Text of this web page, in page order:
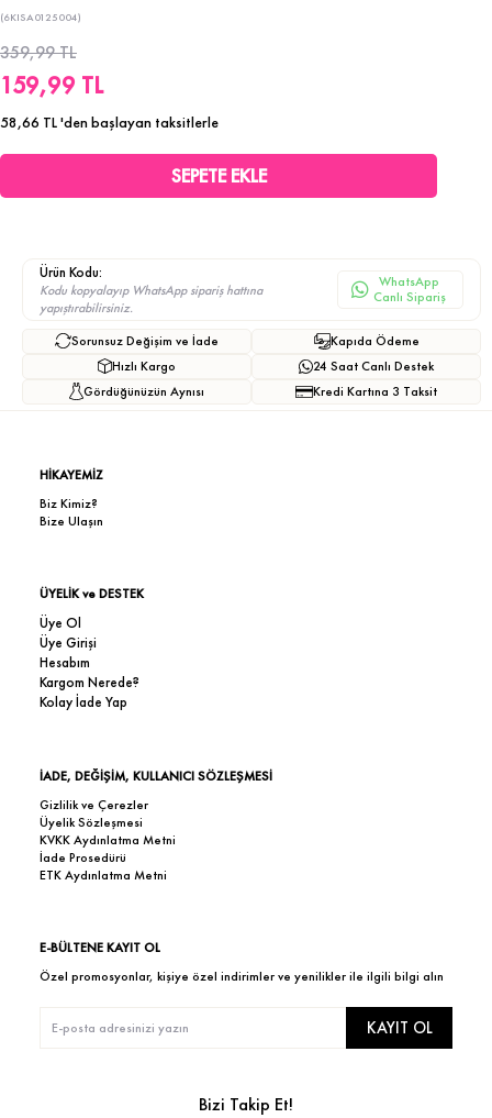
(6KISA0125004)
359,99 TL
159,99 TL
58,66 TL'den başlayan taksitlerle
Ürün Kodu:
Kodu kopyalayıp WhatsApp sipariş hattına
yapıştırabilirsiniz.
WhatsApp
Canlı Sipariş
Sorunsuz Değişim ve İade
Hızlı Kargo
Gördüğünüzün Aynısı
Kapıda Ödeme
24 Saat Canlı Destek
Kredi Kartına 3 Taksit
HİKAYEMİZ
Biz Kimiz?
Bize Ulaşın
ÜYELİK ve DESTEK
Üye Ol
Üye Girişi
Hesabım
Kargom Nerede?
Kolay İade Yap
İADE, DEĞİŞİM, KULLANICI SÖZLEŞMESİ
Gizlilik ve Çerezler
Üyelik Sözleşmesi
KVKK Aydınlatma Metni
İade Prosedürü
ETK Aydınlatma Metni
E-BÜLTENE KAYIT OL
Özel promosyonlar, kişiye özel indirimler ve yenilikler ile ilgili bilgi alın
KAYIT OL
Bizi Takip Et!